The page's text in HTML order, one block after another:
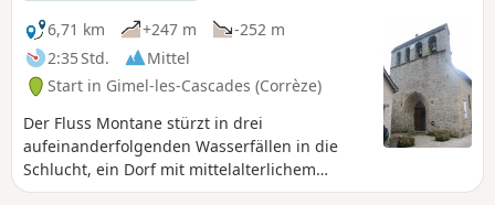
6,71 km
+247 m
-252 m
2:35 Std.
Mittel
Start in Gimel-les-Cascades (Corrèze)
Der Fluss Montane stürzt in drei
aufeinanderfolgenden Wasserfällen in die
Schlucht, ein Dorf mit mittelalterlichem
Charakter. Auf dieser Route durch das